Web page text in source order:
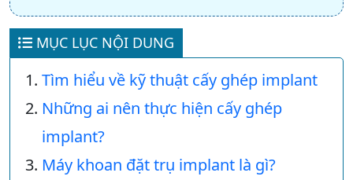
MỤC LỤC NỘI DUNG
Tìm hiểu về kỹ thuật cấy ghép implant
Những ai nên thực hiện cấy ghép
implant?
Máy khoan đặt trụ implant là gì?